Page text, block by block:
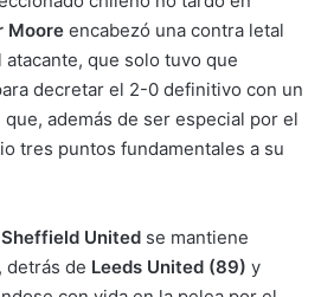
Moore encabezó una contra letal
que solo tuvo que
decretar el 2-0 definitivo con un
además de ser especial por el
tres puntos fundamentales a su
Sheffield United se mantiene
, detrás de Leeds United (89) y